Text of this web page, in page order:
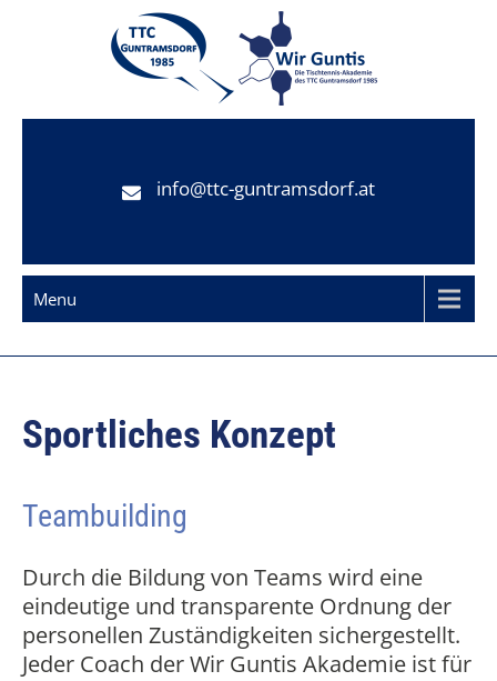
info@ttc-guntramsdorf.at
Menu
Sportliches Konzept
Teambuilding
Durch die Bildung von Teams wird eine
eindeutige und transparente Ordnung der
personellen Zuständigkeiten sichergestellt.
Jeder Coach der Wir Guntis Akademie ist für